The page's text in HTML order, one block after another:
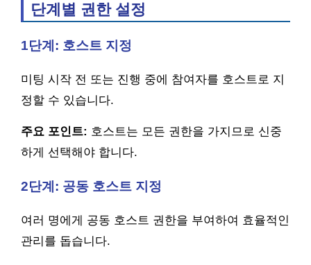
단계별 권한 설정
1단계: 호스트 지정
미팅 시작 전 또는 진행 중에 참여자를 호스트로 지
정할 수 있습니다.
주요 포인트: 호스트는 모든 권한을 가지므로 신중
하게 선택해야 합니다.
2단계: 공동 호스트 지정
여러 명에게 공동 호스트 권한을 부여하여 효율적인
관리를 돕습니다.